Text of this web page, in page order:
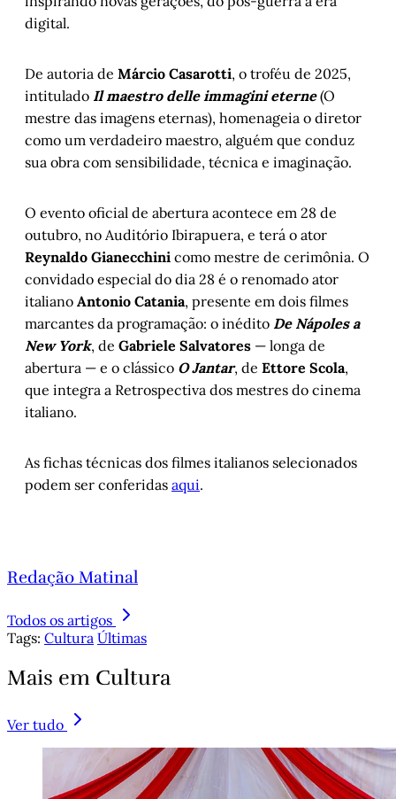
digital.
De autoria de Márcio Casarotti, o troféu de 2025,
intitulado Il maestro delle immagini eterne(O
mestre das imagens eternas), homenageia o diretor
como um verdadeiro maestro, alguém que conduz
sua obra com sensibilidade, técnica e imaginação.
O evento oficial de abertura acontece em 28 de
outubro, no Auditório Ibirapuera, e terá o ator
Reynaldo Gianecchini como mestre de cerimônia. O
convidado especial do dia 28 é o renomado ator
italiano Antonio Catania, presente em dois filmes
marcantes da programação: o inédito De Nápoles a
New York, de Gabriele Salvatores — longa de
abertura — e o clássico O Jantar, de Ettore Scola,
que integra a Retrospectiva dos mestres do cinema
italiano.
As fichas técnicas dos filmes italianos selecionados
podem ser conferidas aqui.
Redação Matinal
Todos os artigos
Tags: Cultura Últimas
Mais em Cultura
Ver tudo